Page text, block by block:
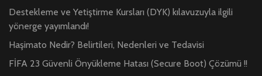
Destekleme ve Yetiştirme Kursları (DYK) kılavuzuyla ilgili
yönerge yayımlandı!
Haşimato Nedir? Belirtileri, Nedenleri ve Tedavisi
FİFA 23 Güvenli Önyükleme Hatası (Secure Boot) Çözümü !!